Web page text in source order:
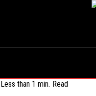
Less than 1 min. Read